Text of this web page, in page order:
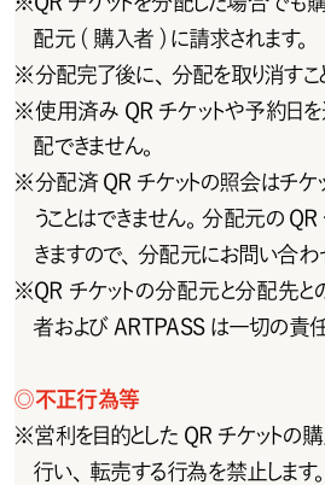
配元 ( 購入者 ) に請求されます。
※分配完了後に、分配を取り消すこ
※使 用 済 み Q R チ ケットや 予 約日を
配できません。
※分 配 済 Q R チ ケットの 照 会 は チ ケ
うことはできません。分配元の
きますので、分配元にお問い合わ
※QRチケットの分配元と分配先と
者およびARTPASSは一切の責任
◎不正行為等
※営利を目的としたQRチケット
行い、転売する行為を禁止します。